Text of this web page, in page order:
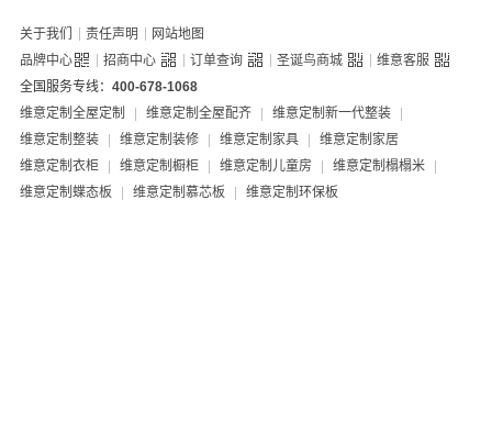
关于我们 | 责任声明 | 网站地图
品牌中心
| 招商中心 | 订单查询 | 圣诞鸟商城 | 维意客服
全国服务专线： 400-678-1068
维意定制全屋定制
| 维意定制全屋配齐 | 维意定制新一代整装
|
维意定制整装
| 维意定制装修 | 维意定制家具 |
维意定制家居
维意定制衣柜
| 维意定制橱柜 | 维意定制儿童房 | 维意定制榻榻米
|
维意定制蝶态板
| 维意定制慕芯板 | 维意定制环保板